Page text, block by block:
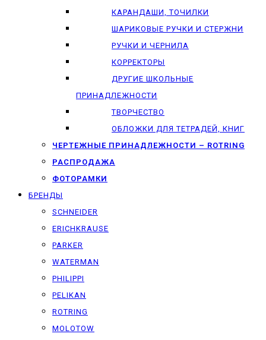
КАРАНДАШИ, ТОЧИЛКИ
ШАРИКОВЫЕ РУЧКИ И СТЕРЖНИ
РУЧКИ И ЧЕРНИЛА
КОРРЕКТОРЫ
ДРУГИЕ ШКОЛЬНЫЕ
ПРИНАДЛЕЖНОСТИ
ТВОРЧЕСТВО
ОБЛОЖКИ ДЛЯ ТЕТРАДЕЙ, КНИГ
ЧЕРТЕЖНЫЕ ПРИНАДЛЕЖНОСТИ – ROTRING
РАСПРОДАЖА
ФОТОРАМКИ
БРЕНДЫ
SCHNEIDER
ERICHKRAUSE
PARKER
WATERMAN
PHILIPPI
PELIKAN
ROTRING
MOLOTOW